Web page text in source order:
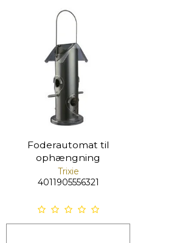
Foderautomat til
ophængning
Trixie
4011905556321